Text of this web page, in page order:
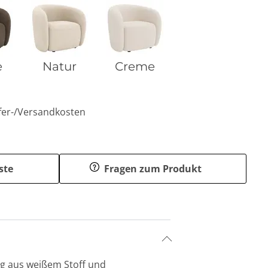
Natur Creme
Versandkosten
Fragen zum Produkt
aus weißem Stoff und